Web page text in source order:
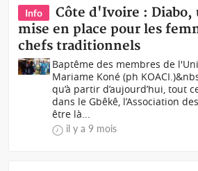
Info
Côte d'Ivoire : Diabo,
mise en place pour les
chefs traditionnels
Baptême des membres de
Mariame Koné (ph
qu’à partir d’aujourd’hui, tout
dans le Gbêkê, l’Association
être là...
il y a 9 mois